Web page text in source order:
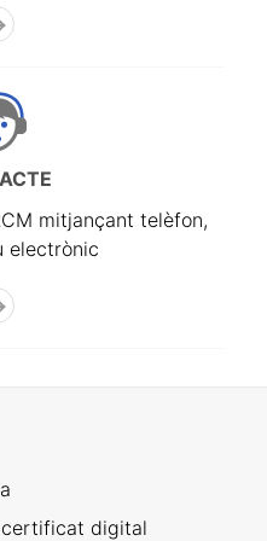
mitjançant telèfon,
electrònic
certificat digital